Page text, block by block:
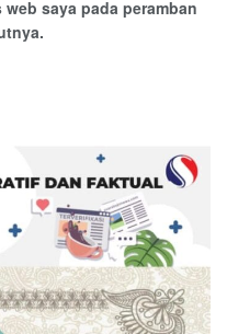
saya pada peramban